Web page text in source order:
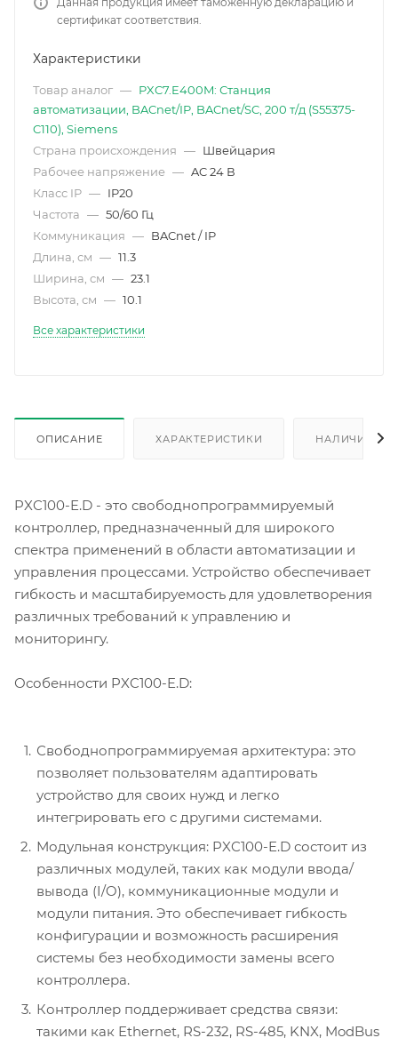
сертификат соответствия.
Характеристики
Товар аналог — PXC7.E400M: Станция
автоматизации, BACnet/IP, BACnet/SC, 200 т/д (S55375-
C110), Siemens
Страна происхождения — Швейцария
Рабочее напряжение — AC 24 В
Класс IP — IP20
Частота — 50/60 Гц
Коммуникация — BACnet / IP
Длина, см — 11.3
Ширина, см — 23.1
Высота, см — 10.1
Все характеристики
ОПИСАНИЕ ХАРАКТЕРИСТИКИ НАЛИЧИЕ
PXC100-E.D - это свободнопрограммируемый
контроллер, предназначенный для широкого
спектра применений в области автоматизации и
управления процессами. Устройство обеспечивает
гибкость и масштабируемость для удовлетворения
различных требований к управлению и
мониторингу.
Особенности PXC100-E.D:
Свободнопрограммируемая архитектура: это
позволяет пользователям адаптировать
устройство для своих нужд и легко
интегрировать его с другими системами.
Модульная конструкция: PXC100-E.D состоит из
различных модулей, таких как модули ввода/
вывода (I/O), коммуникационные модули и
модули питания. Это обеспечивает гибкость
конфигурации и возможность расширения
системы без необходимости замены всего
контроллера.
Контроллер поддерживает средства связи:
такими как Ethernet, RS-232, RS-485, KNX, ModBus